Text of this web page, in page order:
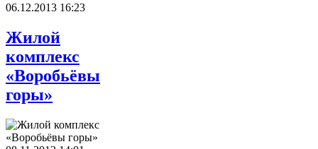
06.12.2013 16:23
Жилой
комплекс
«Воробьёвы
горы»